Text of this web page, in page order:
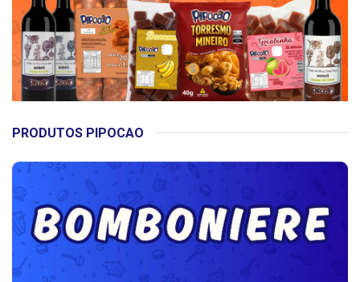
PRODUTOS PIPOCAO